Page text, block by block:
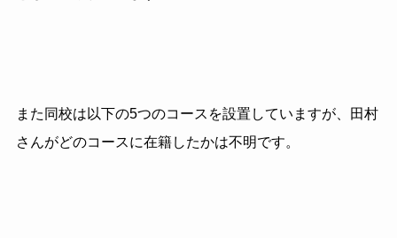
また同校は以下の5つのコースを設置していますが、田村
さんがどのコースに在籍したかは不明です。